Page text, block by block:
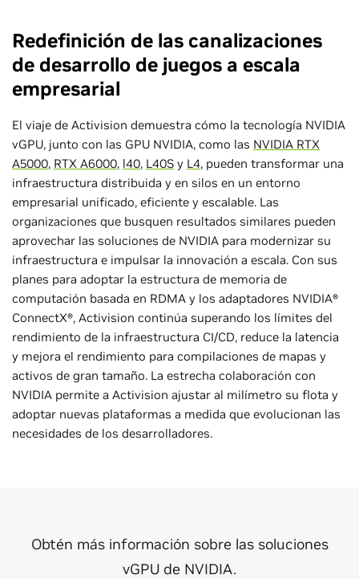
Redefinición de las canalizaciones
de desarrollo de juegos a escala
empresarial
El viaje de Activision demuestra cómo la tecnología NVIDIA
vGPU, junto con las GPU NVIDIA, como las NVIDIA RTX
A5000, RTX A6000, l40, L40S y L4, pueden transformar una
infraestructura distribuida y en silos en un entorno
empresarial unificado, eficiente y escalable. Las
organizaciones que busquen resultados similares pueden
aprovechar las soluciones de NVIDIA para modernizar su
infraestructura e impulsar la innovación a escala. Con sus
planes para adoptar la estructura de memoria de
computación basada en RDMA y los adaptadores NVIDIA®
ConnectX®, Activision continúa superando los límites del
rendimiento de la infraestructura CI/CD, reduce la latencia
y mejora el rendimiento para compilaciones de mapas y
activos de gran tamaño. La estrecha colaboración con
NVIDIA permite a Activision ajustar al milímetro su flota y
adoptar nuevas plataformas a medida que evolucionan las
necesidades de los desarrolladores.
Obtén más información sobre las soluciones
vGPU de NVIDIA.